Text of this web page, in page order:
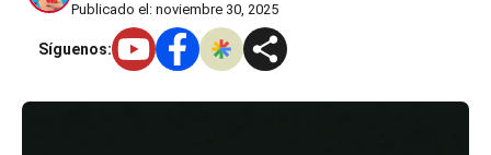
Publicado el: noviembre 30, 2025
Síguenos: